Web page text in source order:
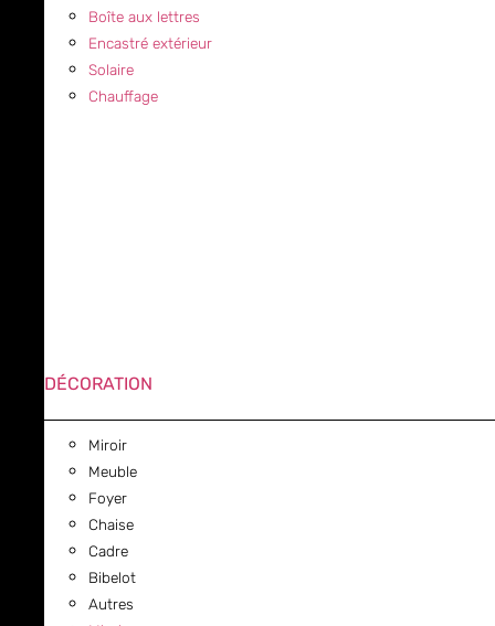
Boîte aux lettres
Encastré extérieur
Solaire
Chauffage
DÉCORATION
Miroir
Meuble
Foyer
Chaise
Cadre
Bibelot
Autres